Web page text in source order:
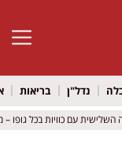
פתח
נדל"ן בריאות